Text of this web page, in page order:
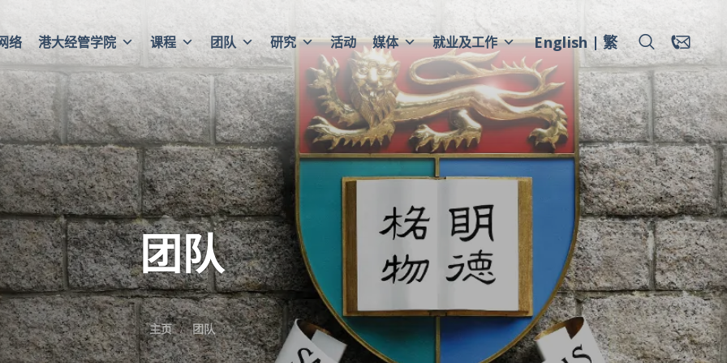
络 港大经管学院 课程 团队 研究 活动 媒体 就业及工作 English 繁
团队
主页 团队